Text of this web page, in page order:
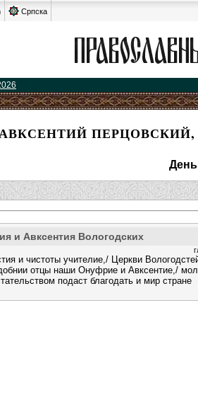
Српска
и Авксентия Вологодских
и чистоты учителие,/ Церкви
отцы наши Онуфрие и Авксентие,/
подаст благодать и мир стране